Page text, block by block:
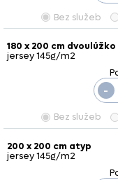
Bez služeb
180 x 200 cm dvoulůžko
jersey 145g/m2
-
Bez služeb
200 x 200 cm atyp
jersey 145g/m2